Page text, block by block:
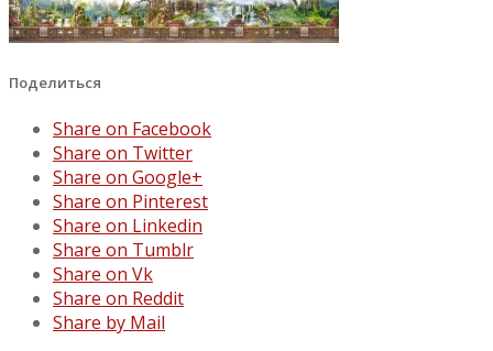
Поделиться
Share on Facebook
Share on Twitter
Share on Google+
Share on Pinterest
Share on Linkedin
Share on Tumblr
Share on Vk
Share on Reddit
Share by Mail